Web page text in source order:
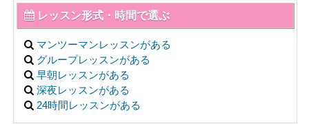
レッスン形式・時間で選ぶ
マンツーマンレッスンがある
グループレッスンがある
早朝レッスンがある
深夜レッスンがある
24時間レッスンがある